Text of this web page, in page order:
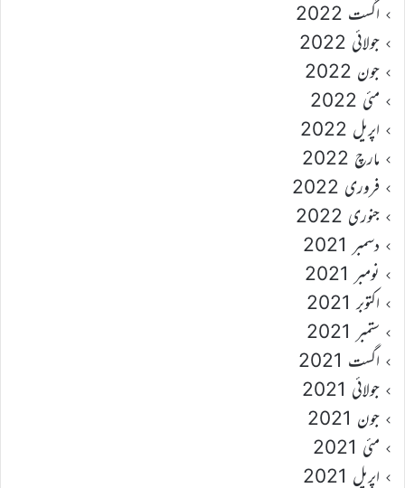
اگست 2022
جولائی 2022
جون 2022
مئی 2022
اپریل 2022
مارچ 2022
فروری 2022
جنوری 2022
دسمبر 2021
نومبر 2021
اکتوبر 2021
ستمبر 2021
اگست 2021
جولائی 2021
جون 2021
مئی 2021
اپریل 2021